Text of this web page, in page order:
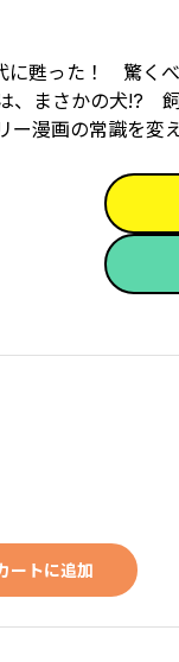
に甦った！ 驚く
まさかの犬!?
ー漫画の常識を
ートに追加